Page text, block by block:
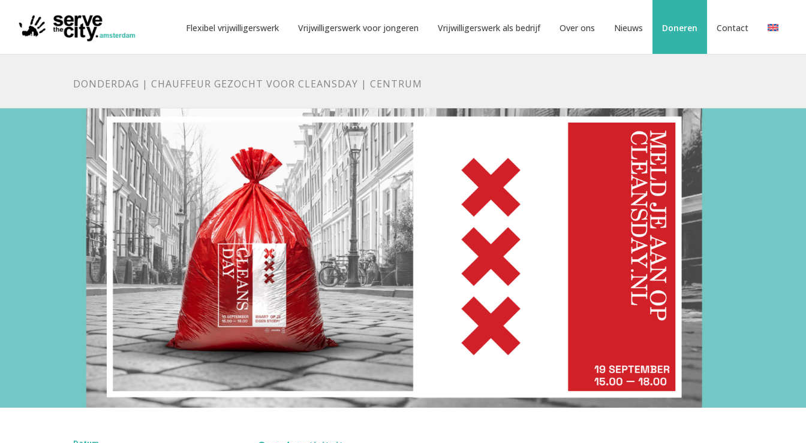
Flexibel vrijwilligerswerk Vrijwilligerswerk voor jongeren Vrijwilligerswerk als bedrijf Over ons Nieuws Doneren Contact
DONDERDAG | CHAUFFEUR GEZOCHT VOOR CLEANSDAY | CENTRUM